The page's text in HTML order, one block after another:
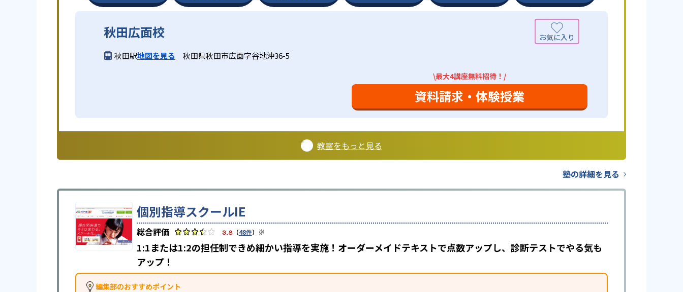
秋田広面校
秋田駅地図を見る 秋田県秋田市広面字谷地沖36-5
\最大4講座無料招待！/
資料請求・体験授業
教室をもっと見る
塾の詳細を見る
個別指導スクールIE
3.8（48件） ※
1:1または1:2の担任制できめ細かい指導を実施！オーダーメイドテキストで点数アップし、診断テストでやる気も
アップ！
編集部のおすすめポイント